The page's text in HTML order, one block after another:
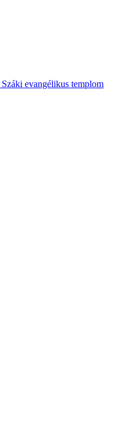
Száki evangélikus templom